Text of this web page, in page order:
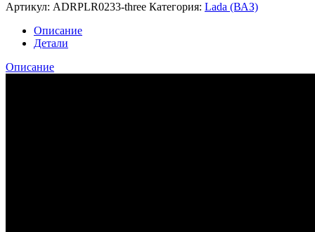
Артикул: ADRPLR0233-three Категория: Lada (ВАЗ)
Описание
Детали
Описание